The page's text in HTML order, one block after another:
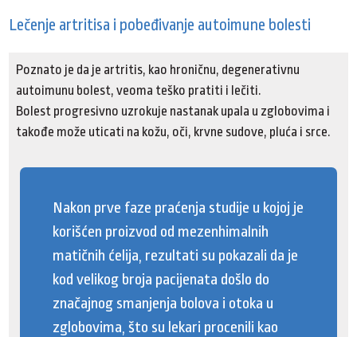
Lečenje artritisa i pobeđivanje autoimune bolesti
Poznato je da je artritis, kao hroničnu, degenerativnu
autoimunu bolest, veoma teško pratiti i lečiti.
Bolest progresivno uzrokuje nastanak upala u zglobovima i
takođe može uticati na kožu, oči, krvne sudove, pluća i srce.
Nakon prve faze praćenja studije u kojoj je
korišćen proizvod od mezenhimalnih
matičnih ćelija, rezultati su pokazali da je
kod velikog broja pacijenata došlo do
značajnog smanjenja bolova i otoka u
zglobovima, što su lekari procenili kao